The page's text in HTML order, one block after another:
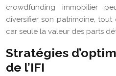
crowdfunding immobilier
diversifier son patrimoine, tout
car seule la valeur des parts
Stratégies
de l’IFI